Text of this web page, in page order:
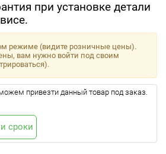
при установке детали
режиме (видите розничные цены).
вам нужно войти под своим
привезти данный товар под заказ.
сроки